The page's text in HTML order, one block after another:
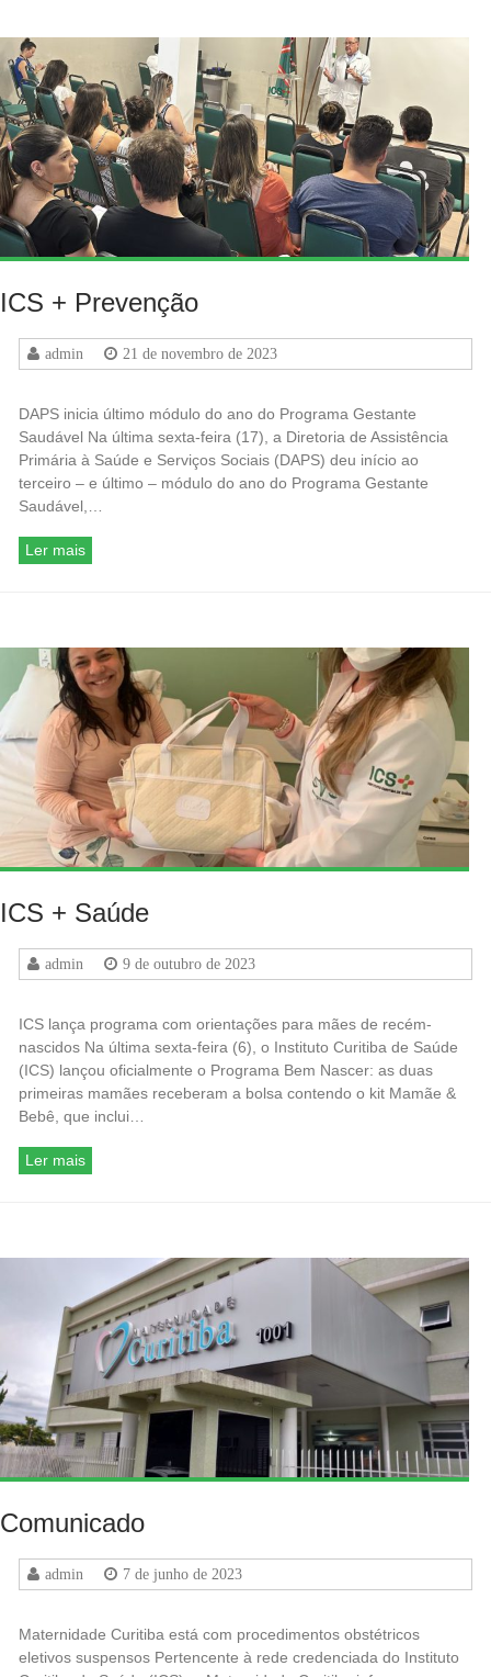
ICS + Prevenção
admin 21 de novembro de 2023
DAPS inicia último módulo do ano do Programa Gestante
Saudável Na última sexta-feira (17), a Diretoria de Assistência
Primária à Saúde e Serviços Sociais (DAPS) deu início ao
terceiro – e último – módulo do ano do Programa Gestante
Saudável,…
Ler mais
ICS + Saúde
admin 9 de outubro de 2023
ICS lança programa com orientações para mães de recém-
nascidos Na última sexta-feira (6), o Instituto Curitiba de Saúde
(ICS) lançou oficialmente o Programa Bem Nascer: as duas
primeiras mamães receberam a bolsa contendo o kit Mamãe &
Bebê, que inclui…
Ler mais
Comunicado
admin 7 de junho de 2023
Maternidade Curitiba está com procedimentos obstétricos
eletivos suspensos Pertencente à rede credenciada do Instituto